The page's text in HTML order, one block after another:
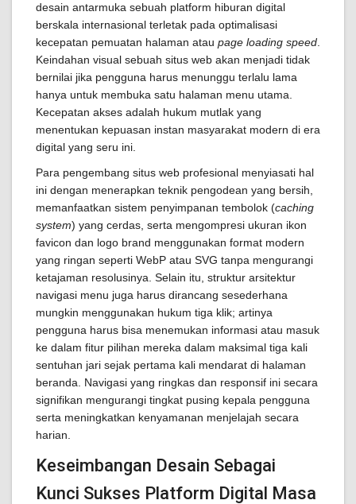
desain antarmuka sebuah platform hiburan digital
berskala internasional terletak pada optimalisasi
kecepatan pemuatan halaman atau page loading speed
Keindahan visual sebuah situs web akan menjadi tidak
bernilai jika pengguna harus menunggu terlalu lama
hanya untuk membuka satu halaman menu utama.
Kecepatan akses adalah hukum mutlak yang
menentukan kepuasan instan masyarakat modern di era
digital yang seru ini.
Para pengembang situs web profesional menyiasati hal
ini dengan menerapkan teknik pengodean yang bersih,
memanfaatkan sistem penyimpanan tembolok (caching
system) yang cerdas, serta mengompresi ukuran ikon
favicon dan logo brand menggunakan format modern
yang ringan seperti WebP atau SVG tanpa mengurangi
ketajaman resolusinya. Selain itu, struktur arsitektur
navigasi menu juga harus dirancang sesederhana
mungkin menggunakan hukum tiga klik; artinya
pengguna harus bisa menemukan informasi atau masuk
ke dalam fitur pilihan mereka dalam maksimal tiga kali
sentuhan jari sejak pertama kali mendarat di halaman
beranda. Navigasi yang ringkas dan responsif ini secara
signifikan mengurangi tingkat pusing kepala pengguna
serta meningkatkan kenyamanan menjelajah secara
harian.
Keseimbangan Desain Sebagai
Kunci Sukses Platform Digital Masa